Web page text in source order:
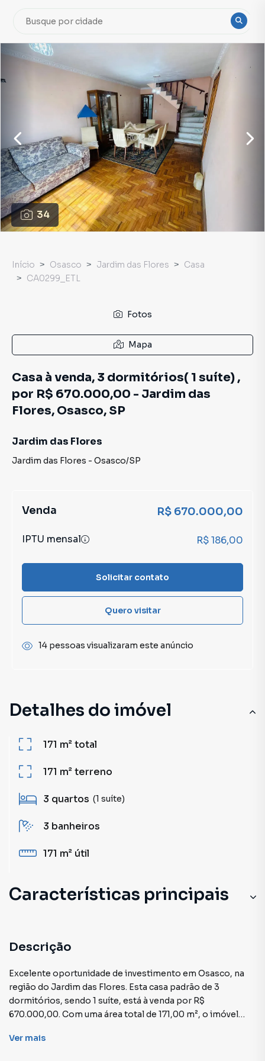
34
Detalhes do imóvel
171 m²total
171 m²terreno
3 quartos (1 suíte)
3 banheiros
171 m² útil
Características principais
Sala de estar
Sala de Jantar
Cozinha
Descrição
Excelente oportunidade de investimento em Osasco, na
região do Jardim das Flores. Esta casa padrão de 3
dormitórios, sendo 1 suíte, está à venda por R$
670.000,00. Com uma área total de 171,00 m², o imóvel
proprietário.
Ver mais
Início Osasco Jardim das Flores
Casa
CA0299_ETL
Fotos
Mapa
Casa à venda, 3 dormitórios( 1 suíte) ,
por R$ 670.000,00 - Jardim das
Flores, Osasco, SP
Jardim das Flores
Jardim das Flores - Osasco/SP
Venda R$ 670.000,00
IPTU mensal R$ 186,00
Solicitar contato
Quero visitar
14 pessoas visualizaram este anúncio